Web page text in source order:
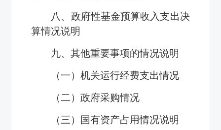
八、政府性基金预算收入支出决
算情况说明
九、其他重要事项的情况说明
（一）机关运行经费支出情况
（二）政府采购情况
（三）国有资产占用情况说明